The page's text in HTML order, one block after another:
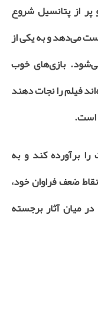
از پتانسیل شروع
می‌دهد و به یکی از
بازی‌های خوب
فیلم را نجات دهند
است.
برآورده کند و به
ضعف فراوان خود،
میان آثار برجسته